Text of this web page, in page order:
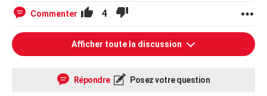
Commenter 4
Afficher toute la discussion
Répondre Posez votre question